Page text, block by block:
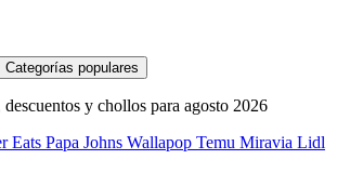
Categorías populares
y chollos para agosto 2026
Eats Papa Johns Wallapop Temu Miravia Lidl